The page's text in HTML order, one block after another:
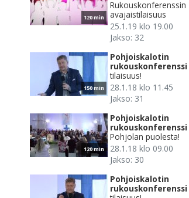
120 min
Rukouskonferenssin
avajaistilaisuus
25.1.19 klo 19.00
Jakso: 32
150 min
Pohjoiskalotin
rukouskonferenssi
tilaisuus!
28.1.18 klo 11.45
Jakso: 31
120 min
Pohjoiskalotin
rukouskonferenssi
Pohjolan puolesta!
28.1.18 klo 09.00
Jakso: 30
Pohjoiskalotin
rukouskonferenssi